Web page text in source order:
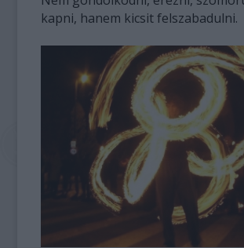
kapni, hanem kicsit felszabadulni.